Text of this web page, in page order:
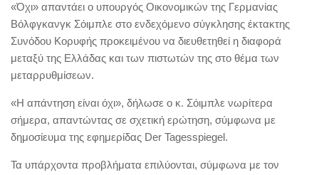
«Όχι» απαντάει ο υπουργός Οικονομικών της Γερμανίας
Βόλφγκανγκ Σόιμπλε στο ενδεχόμενο σύγκλησης έκτακτης
Συνόδου Κορυφής προκειμένου να διευθετηθεί η διαφορά
μεταξύ της Ελλάδας και των πιστωτών της στο θέμα των
μεταρρυθμίσεων.
«Η απάντηση είναι όχι», δήλωσε ο κ. Σόιμπλε νωρίτερα
σήμερα, απαντώντας σε σχετική ερώτηση, σύμφωνα με
δημοσίευμα της εφημερίδας Der Tagesspiegel.
Τα υπάρχοντα προβλήματα επιλύονται, σύμφωνα με τον